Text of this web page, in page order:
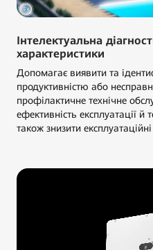
Інтелектуальна
характеристики
Допомагає виявити та
продуктивністю або
профілактичне технічне
ефективність експлуатації й
також знизити